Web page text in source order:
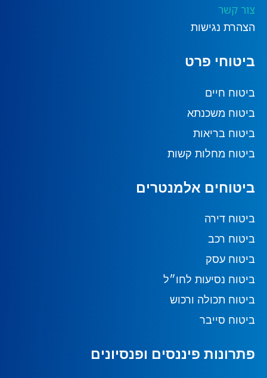
צור קשר
הצהרת נגישות
ביטוחי פרט
ביטוח חיים
ביטוח משכנתא
ביטוח בריאות
ביטוח מחלות קשות
ביטוחים אלמנטרים
ביטוח דירה
ביטוח רכב
ביטוח עסק
ביטוח נסיעות לחו״ל
ביטוח תכולה ורכוש
ביטוח סייבר
פתרונות פיננסים ופנסיונים